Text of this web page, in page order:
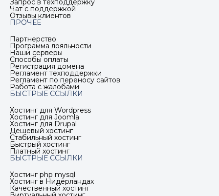
Запрос в техподдержку
Чат с поддержкой
Отзывы клиентов
ПРОЧЕЕ
Партнерство
Программа лояльности
Наши серверы
Способы оплаты
Регистрация домена
Регламент техподдержки
Регламент по переносу сайтов
Работа с жалобами
БЫСТРЫЕ ССЫЛКИ
Хостинг для Wordpress
Хостинг для Joomla
Хостинг для Drupal
Дешевый хостинг
Стабильный хостинг
Быстрый хостинг
Платный хостинг
БЫСТРЫЕ ССЫЛКИ
Хостинг php mysql
Хостинг в Нидерландах
Качественный хостинг